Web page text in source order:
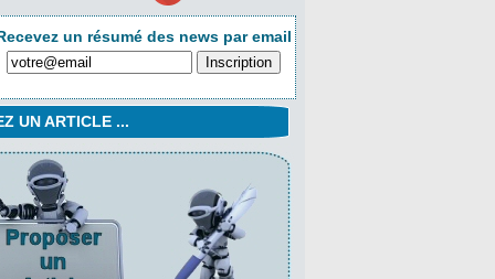
un résumé des news par email
UN ARTICLE ...